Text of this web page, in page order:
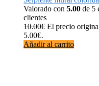
Valorado con 5.00 de 5
clientes
10.00€ El precio
5.00€.
Añadir al carrito